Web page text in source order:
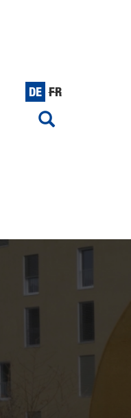
DE FR